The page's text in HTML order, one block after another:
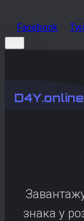
Facebook
D4Y.online
знака у